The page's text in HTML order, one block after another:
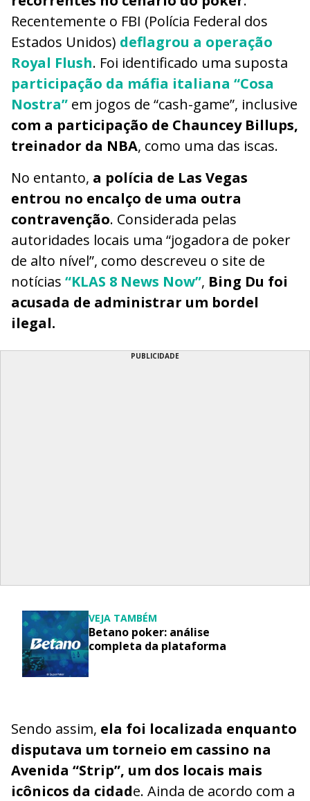
Recentemente o FBI (Polícia Federal dos
Estados Unidos) deflagrou a operação
Royal Flush. Foi identificado uma suposta
participação da máfia italiana “Cosa
Nostra” em jogos de “cash-game”, inclusive
com a participação de Chauncey Billups,
treinador da NBA, como uma das iscas.
No entanto, a polícia de Las Vegas
entrou no encalço de uma outra
contravenção. Considerada pelas
autoridades locais uma “jogadora de poker
de alto nível”, como descreveu o site de
notícias “KLAS 8 News Now”, Bing Du foi
acusada de administrar um bordel
ilegal.
PUBLICIDADE
VEJA TAMBÉM
Betano poker: análise
completa da plataforma
Sendo assim, ela foi localizada enquanto
disputava um torneio em cassino na
Avenida “Strip”, um dos locais mais
icônicos da cidade. Ainda de acordo com a